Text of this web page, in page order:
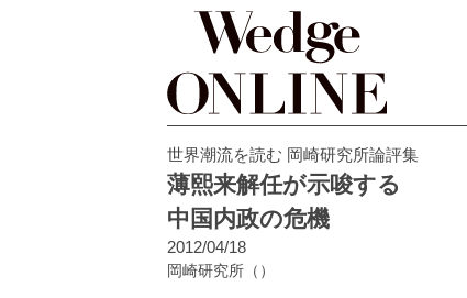
世界潮流を読む 岡崎研究所論評集
薄熙来解任が示唆する
中国内政の危機
2012/04/18
岡崎研究所 （）